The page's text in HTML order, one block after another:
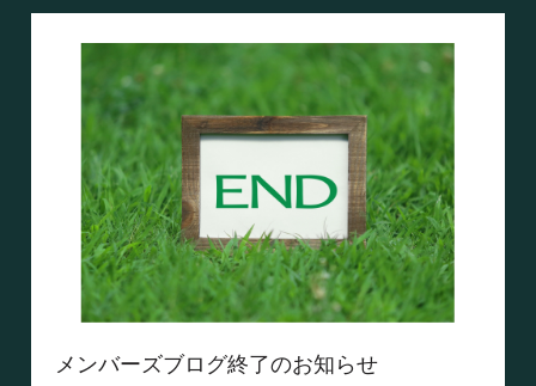
メンバーズブログ終了のお知らせ